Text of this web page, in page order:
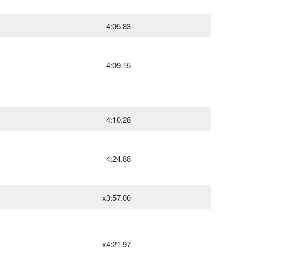
4:05.83
4:09.15
4:10.28
4:24.88
x3:57.00
x4:21.97